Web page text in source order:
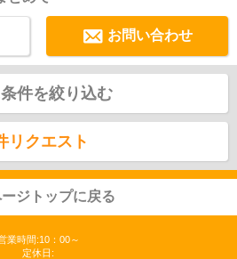
お問い合わせ
件を絞り込む
リクエスト
ジトップに戻る
業時間:10：00～
定休日: